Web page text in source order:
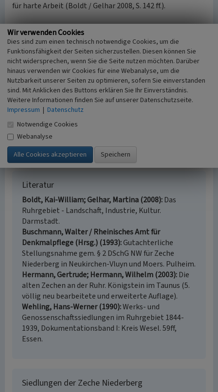
für harte Arbeit (Boldt / Gelhar 2008, S. 142 ff.).
Denkmalschutz
Gebäude der Alten Kolonie, der Plattenkolonie und der
Neuen Kolonie sind in der Denkmalliste der Stadt
Neukirchen-Vluyn (Denkmalliste der Stadt Neukirchen-
Vluyn 2015).
(Kai-William Boldt, Rheinischer Verein für Denkmalpflege
und Landschaftsschutz e.V., 2015)
Internet
Route der Industriekultur 2015
Denkmalliste der Stadt Neukirchen-Vluyn 2015
(abgerufen: 08.01.2015)
Literatur
Boldt, Kai-William; Gelhar, Martina (2008) Das
Ruhrgebiet - Landschaft, Industrie, Kultur.
Darmstadt.
Buschmann, Walter / Rheinisches Amt für
Denkmalpflege (Hrsg.) (1993) Gutachterliche
Stellungsnahme gem. § 2 DSchG NW für Zeche
Niederberg in Neukirchen-Vluyn und Moers. Pulheim.
Hermann, Gertrude; Hermann, Wilhelm (2003) Die
alten Zechen an der Ruhr. Königstein im Taunus (5.
völlig neu bearbeitete und erweiterte Auflage).
Wehling, Hans-Werner (1990) Werks- und
Genossenschaftssiedlungen im Ruhrgebiet 1844-
1939, Dokumentationsband I: Kreis Wesel. 59ff,
Essen.
Siedlungen der Zeche Niederberg
Wir verwenden Cookies
Dies sind zum einen technisch notwendige Cookies, um die
Funktionsfähigkeit der Seiten sicherzustellen. Diesen können Sie
nicht widersprechen, wenn Sie die Seite nutzen möchten. Darüber
hinaus verwenden wir Cookies für eine Webanalyse, um die
Nutzbarkeit unserer Seiten zu optimieren, sofern Sie einverstanden
sind. Mit Anklicken des Buttons erklären Sie Ihr Einverständnis.
Weitere Informationen finden Sie auf unserer Datenschutzseite.
Impressum | Datenschutz
Notwendige Cookies
Webanalyse